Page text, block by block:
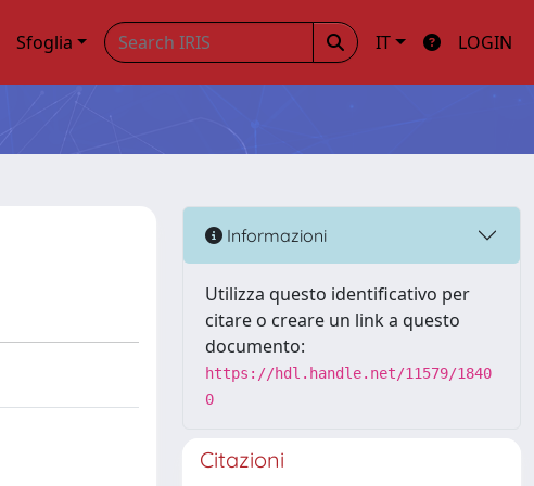
Sfoglia IT LOGIN
Informazioni
Utilizza questo identificativo per
citare o creare un link a questo
documento:
https://hdl.handle.net/11579/1840
0
Citazioni